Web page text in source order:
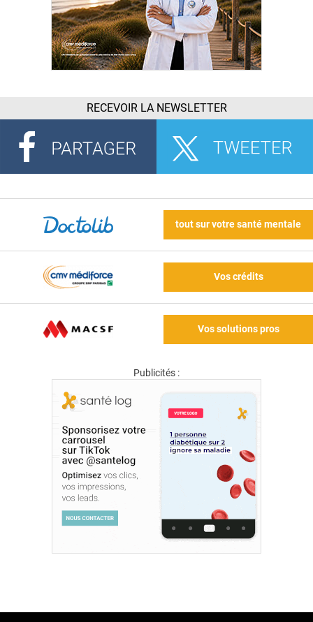
RECEVOIR LA NEWSLETTER
tout sur votre santé mentale
Vos crédits
Vos solutions pros
Publicités :